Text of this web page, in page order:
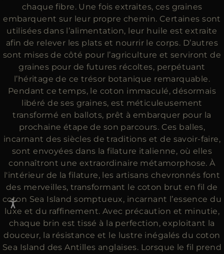
chaque fibre. Une fois extraites, ces graines
embarquent sur leur propre chemin. Certaines sont
utilisées dans l’alimentation, leur huile est extraite
afin de relever les plats et nourrir le corps. D’autres
sont mises de côté pour l’agriculture et serviront de
graines pour de futures récoltes, perpétuant
l’héritage de ce trésor botanique remarquable.
Pendant ce temps, le coton immaculé, désormais
libéré de ses graines, est méticuleusement
transformé en ballots, prêt à embarquer pour la
prochaine étape de son parcours. Ces balles,
incarnant des siècles de traditions et de savoir-faire,
sont envoyées dans la filature italienne, où elles
connaîtront une extraordinaire métamorphose. À
l'intérieur de la filature, les artisans chevronnés font
des merveilles, transformant le coton brut en fil de
coton Sea Island somptueux, incarnant l’essence du
luxe et du raffinement. Avec précaution et minutie,
chaque brin est tissé à la perfection, exploitant la
douceur, la résistance et le lustre inégalés du coton
Sea Island des Antilles anglaises. Lorsque le fil prend